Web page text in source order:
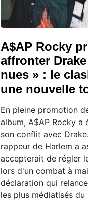
A$AP Rocky
affronter
nues » : le
une nouvelle
En pleine promotion
album, A$AP Rocky a
son conflit avec
rappeur de Harlem a
accepterait de régler
lors d'un combat à
déclaration qui
les plus médiatisés du